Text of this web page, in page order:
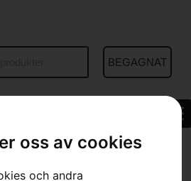
oss av cookies
och andra
BEGAGNAT
dragkrokssats